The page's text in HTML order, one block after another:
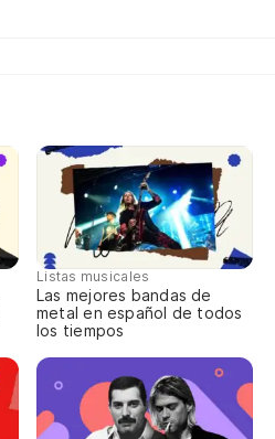
Listas musicales
Las mejores bandas de
metal en español de todos
los tiempos